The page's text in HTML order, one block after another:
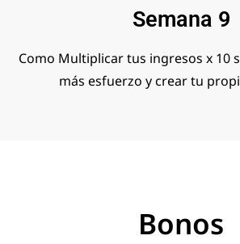
Semana 9
Como Multiplicar tus ingresos x 10
más esfuerzo y crear tu
Bonos